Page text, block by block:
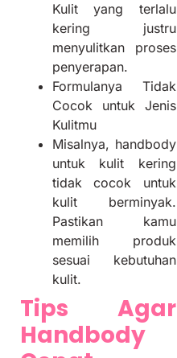
Kulit yang terlalu
kering justru
menyulitkan proses
penyerapan.
Formulanya Tidak
Cocok untuk Jenis
Kulitmu
Misalnya, handbody
untuk kulit kering
tidak cocok untuk
kulit berminyak.
Pastikan kamu
memilih produk
sesuai kebutuhan
kulit.
Tips Agar
Handbody